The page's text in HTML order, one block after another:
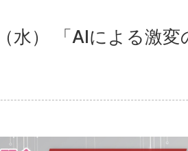
水） 「AIによる激変